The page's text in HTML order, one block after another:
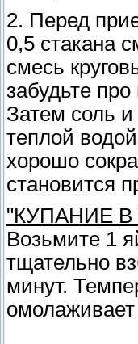
2. Перед
0,5 стакана
смесь
забудьте
Затем соль
теплой
хорошо
становится
"КУПАНИЕ
Возьмите 1
тщательно
минут.